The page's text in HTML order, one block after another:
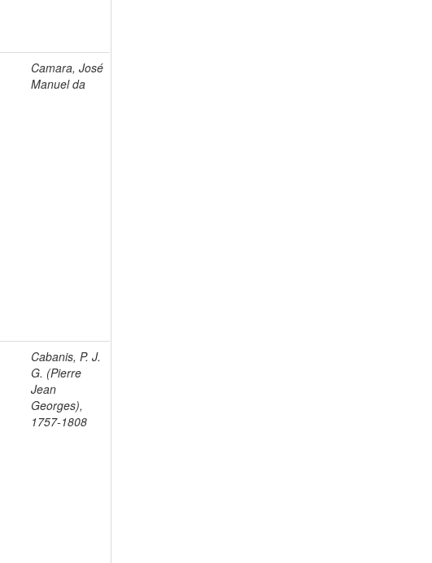
Camara, José
Manuel da
Cabanis, P. J.
G. (Pierre
Jean
Georges),
1757-1808